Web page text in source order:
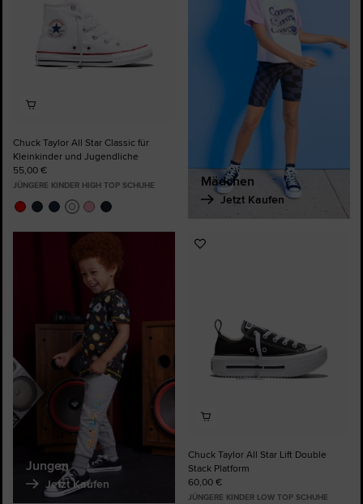
Chuck Taylor All Star Classic für
Kleinkinder und Jugendliche
55,00 €
JÜNGERE KINDER HIGH TOP SCHUHE Mädchen
Jetzt Kaufen
Jungen
Jetzt Kaufen
Zu
Chuck Taylor All Star Lift Double
Stack Platform
60,00 €
JÜNGERE KINDER LOW TOP SCHUHE